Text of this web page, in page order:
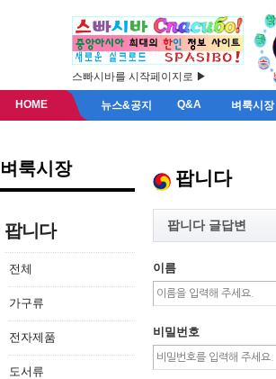
스빠시바를 시작페이지로 ▶
HOME 뉴스&공지 Q&A 벼룩시장
벼룩시장
팝니다
전체
가구류
전자제품
도서류
팝니다
팝니다 글답변
이름
비밀번호